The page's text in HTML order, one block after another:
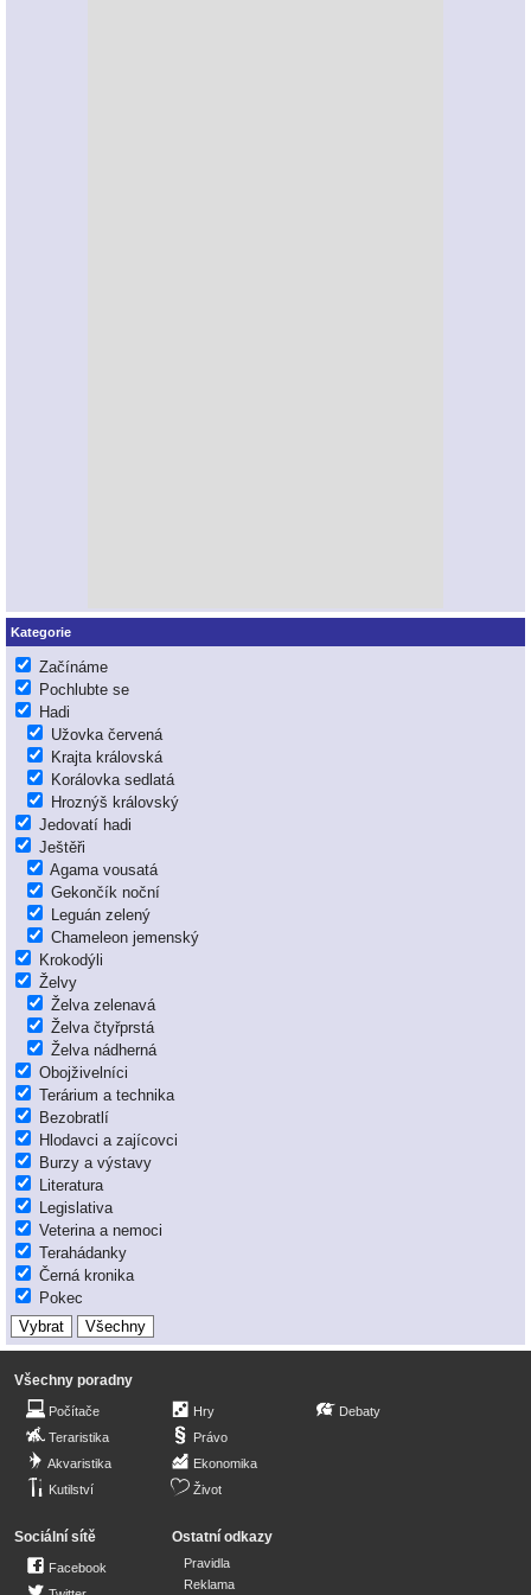
Kategorie
Začínáme
Pochlubte se
Hadi
Užovka červená
Krajta královská
Korálovka sedlatá
Hroznýš královský
Jedovatí hadi
Ještěři
Agama vousatá
Gekončík noční
Leguán zelený
Chameleon jemenský
Krokodýli
Želvy
Želva zelenavá
Želva čtyřprstá
Želva nádherná
Obojživelníci
Terárium a technika
Bezobratlí
Hlodavci a zajícovci
Burzy a výstavy
Literatura
Legislativa
Veterina a nemoci
Terahádanky
Černá kronika
Pokec
Všechny poradny
Počítače
Teraristika
Akvaristika
Kutilství
Hry
Právo
Ekonomika
Život
Debaty
Sociální sítě
Facebook
Ostatní odkazy
Pravidla
Reklama